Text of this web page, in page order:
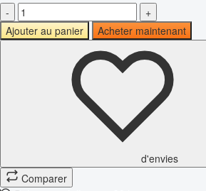
-
+
Ajouter au panier
Acheter maintenant
d'envies
Comparer